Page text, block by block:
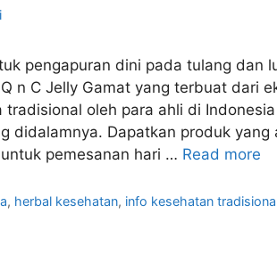
pengapuran dini pada tulang dan
n C Jelly Gamat yang terbuat dari
tradisional oleh para ahli di
didalamnya. Dapatkan produk yang
pemesanan hari … Read more
, herbal kesehatan, info kesehatan